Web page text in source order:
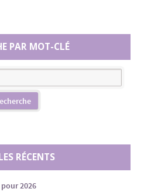
PAR MOT-CLÉ
RÉCENTS
2026